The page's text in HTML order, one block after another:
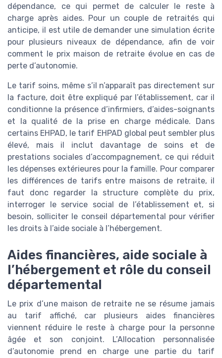
dépendance, ce qui permet de calculer le reste à
charge après aides. Pour un couple de retraités qui
anticipe, il est utile de demander une simulation écrite
pour plusieurs niveaux de dépendance, afin de voir
comment le prix maison de retraite évolue en cas de
perte d’autonomie.
Le tarif soins, même s’il n’apparaît pas directement sur
la facture, doit être expliqué par l’établissement, car il
conditionne la présence d’infirmiers, d’aides-soignants
et la qualité de la prise en charge médicale. Dans
certains EHPAD, le tarif EHPAD global peut sembler plus
élevé, mais il inclut davantage de soins et de
prestations sociales d’accompagnement, ce qui réduit
les dépenses extérieures pour la famille. Pour comparer
les différences de tarifs entre maisons de retraite, il
faut donc regarder la structure complète du prix,
interroger le service social de l’établissement et, si
besoin, solliciter le conseil départemental pour vérifier
les droits à l’aide sociale à l’hébergement.
Aides financières, aide sociale à
l’hébergement et rôle du conseil
départemental
Le prix d’une maison de retraite ne se résume jamais
au tarif affiché, car plusieurs aides financières
viennent réduire le reste à charge pour la personne
âgée et son conjoint. L’Allocation personnalisée
d’autonomie prend en charge une partie du tarif